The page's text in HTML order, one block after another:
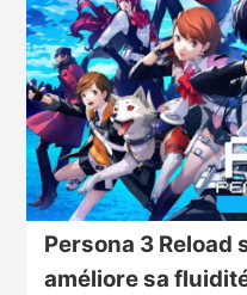
Persona 3 Reload
améliore sa